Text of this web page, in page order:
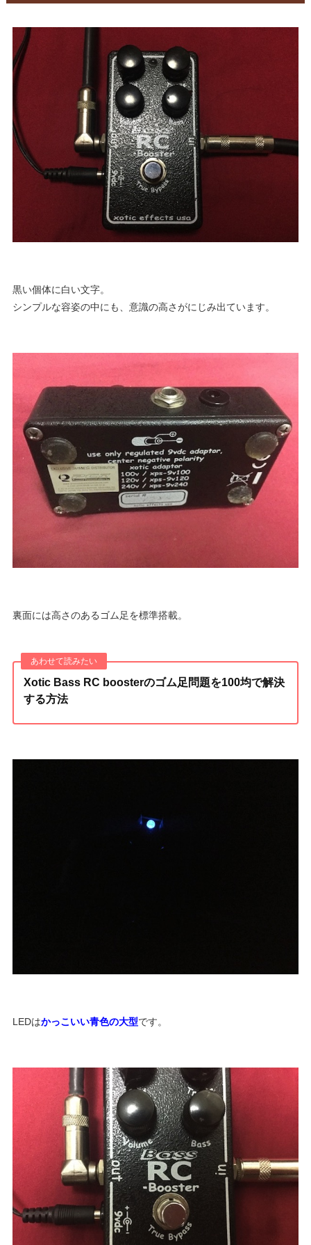
黒い個体に白い文字。
シンプルな容姿の中にも、意識の高さがにじみ出ています。
裏面には高さのあるゴム足を標準搭載。
Xotic Bass RC boosterのゴム足問題を100均で解決
する方法
LEDはかっこいい青色の大型です。